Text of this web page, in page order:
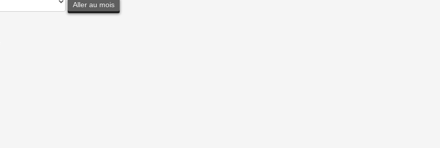
Aller au mois